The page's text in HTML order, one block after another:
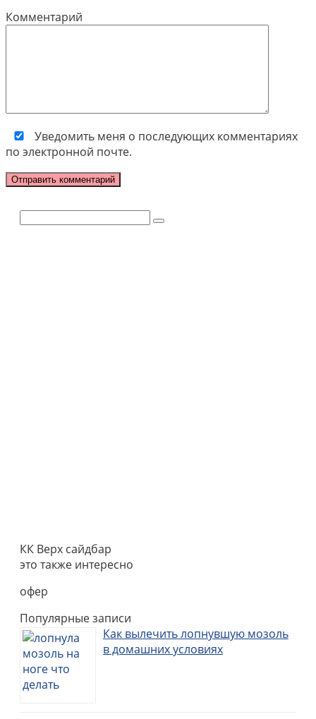
Комментарий
Уведомить меня о последующих комментариях
по электронной почте.
Поиск:
КК Верх сайдбар
это также интересно
офер
Популярные записи
Как вылечить лопнувшую мозоль
в домашних условиях